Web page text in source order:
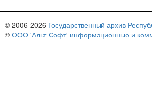
© 2006-2026 Государственный архив
© ООО 'Альт-Софт' информационные и